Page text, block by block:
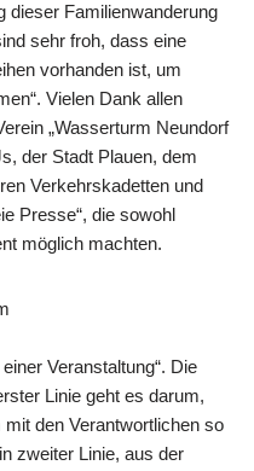
dieser Familienwanderung
sehr froh, dass eine
vorhanden ist, um
Vielen Dank allen
„Wasserturm Neundorf
der Stadt Plauen, dem
Verkehrskadetten und
Presse“, die sowohl
möglich machten.
Veranstaltung“. Die
Linie geht es darum,
den Verantwortlichen so
zweiter Linie, aus der